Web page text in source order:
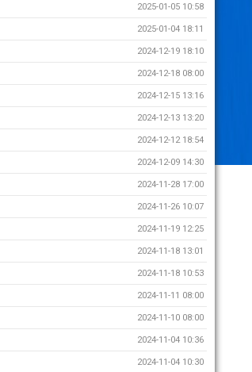
2025-01-05 10:58
2025-01-04 18:11
2024-12-19 18:10
2024-12-18 08:00
2024-12-15 13:16
2024-12-13 13:20
2024-12-12 18:54
2024-12-09 14:30
2024-11-28 17:00
2024-11-26 10:07
2024-11-19 12:25
2024-11-18 13:01
2024-11-18 10:53
2024-11-11 08:00
2024-11-10 08:00
2024-11-04 10:36
2024-11-04 10:30